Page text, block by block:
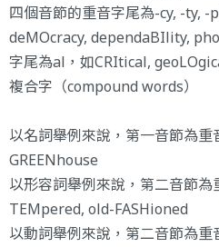
四個音節的重音字尾為-cy, -ty, -
deMOcracy, dependaBIlity,
字尾為al，如CRItical,
複合字（compound words）
以名詞舉例來說，第一音節為
GREENhouse
以形容詞舉例來說，第二音節
TEMpered, old-FASHioned
以動詞舉例來說，第二音節為重